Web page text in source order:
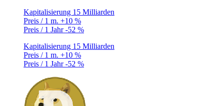
Kapitalisierung 15 Milliarden
Preis / 1 m. +10 %
Preis / 1 Jahr-52 %
Kapitalisierung 15 Milliarden
Preis / 1 m. +10 %
Preis / 1 Jahr-52 %